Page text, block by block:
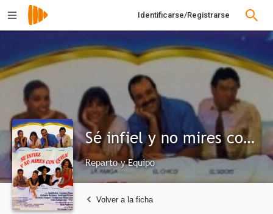
Identificarse/Registrarse
Sé infiel y no mires con quién
Reparto y Equipo
Volver a la ficha